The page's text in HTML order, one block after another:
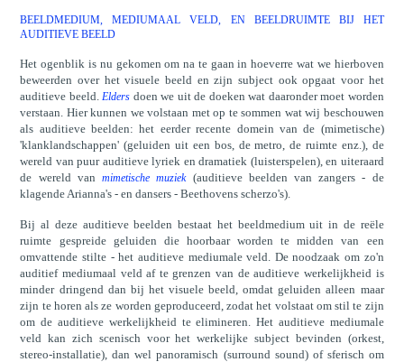
BEELDMEDIUM, MEDIUMAAL VELD, EN BEELDRUIMTE BIJ HET
AUDITIEVE BEELD
Het ogenblik is nu gekomen om na te gaan in hoeverre wat we hierboven
beweerden over het visuele beeld en zijn subject ook opgaat voor het
auditieve beeld.Elders doen we uit de doeken wat daaronder moet worden
verstaan. Hier kunnen we volstaan met op te sommen wat wij beschouwen
als auditieve beelden: het eerder recente domein van de (mimetische)
'klanklandschappen' (geluiden uit een bos, de metro, de ruimte enz.), de
wereld van puur auditieve lyriek en dramatiek (luisterspelen), en uiteraard
de wereld vanmimetische muziek(auditieve beelden van zangers - de
klagende Arianna's - en dansers - Beethovens scherzo's).
Bij al deze auditieve beelden bestaat het beeldmedium uit in de reële
ruimte gespreide geluiden die hoorbaar worden te midden van een
omvattende stilte - het auditieve mediumale veld. De noodzaak om zo'n
auditief mediumaal veld af te grenzen van de auditieve werkelijkheid is
minder dringend dan bij het visuele beeld, omdat geluiden alleen maar
zijn te horen als ze worden geproduceerd, zodat het volstaat om stil te zijn
om de auditieve werkelijkheid te elimineren. Het auditieve mediumale
veld kan zich scenisch voor het werkelijke subject bevinden (orkest,
stereo-installatie), dan wel panoramisch (surround sound) of sferisch om